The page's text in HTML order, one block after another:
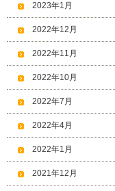
2023年1月
2022年12月
2022年11月
2022年10月
2022年7月
2022年4月
2022年1月
2021年12月